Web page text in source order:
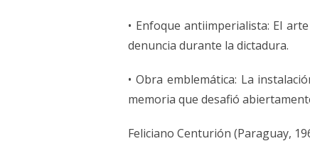
• Enfoque antiimperialista: El
denuncia durante la dictadura.
• Obra emblemática: La
memoria que desafió
Feliciano Centurión (Paraguay,